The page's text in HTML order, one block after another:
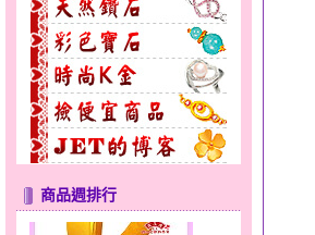
商品週排行